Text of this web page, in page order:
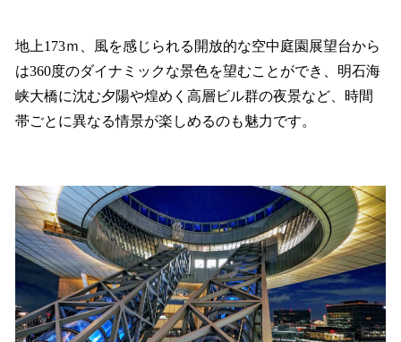
地上173ｍ、風を感じられる開放的な空中庭園展望台から
は360度のダイナミックな景色を望むことができ、明石海
峡大橋に沈む夕陽や煌めく高層ビル群の夜景など、時間
帯ごとに異なる情景が楽しめるのも魅力です。